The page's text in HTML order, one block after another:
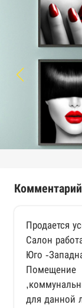
Продается
Салон
Юго -
Помещение
для данной